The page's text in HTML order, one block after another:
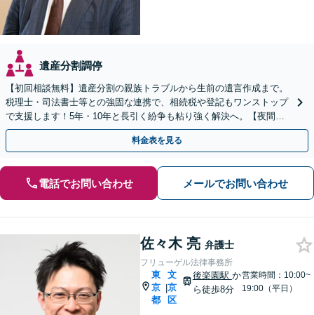
遺産分割調停
【初回相談無料】遺産分割の親族トラブルから生前の遺言作成まで。
税理士・司法書士等との強固な連携で、相続税や登記もワンストップ
で支援します！5年・10年と長引く紛争も粘り強く解決へ。【夜間や
休日相談も対応可能】
料金表を見る
電話でお問い合わせ メールでお問い合わせ
佐々木 亮 弁護士
フリューゲル法律事務所
東
京
都
|
文
京
区
後楽園駅 か
ら徒歩8分
営業時間：10:00~
19:00（平日）